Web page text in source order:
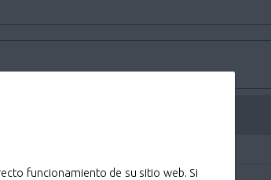
funcionamiento de su sitio web. Si